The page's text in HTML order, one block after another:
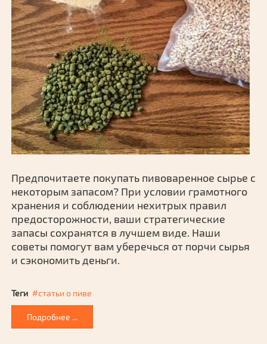
Предпочитаете покупать пивоваренное сырье с
некоторым запасом? При условии грамотного
хранения и соблюдении нехитрых правил
предосторожности, ваши стратегические
запасы сохранятся в лучшем виде. Наши
советы помогут вам уберечься от порчи сырья
и сэкономить деньги.
Теги статьи о пиве
Подробнее ...